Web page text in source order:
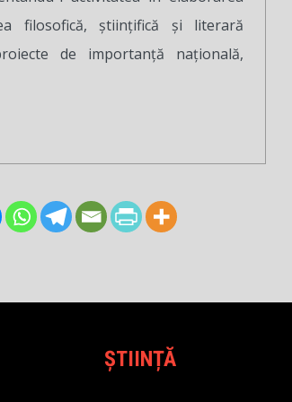
filosofică, științifică și literară
de importanță națională,
ȘTIINȚĂ